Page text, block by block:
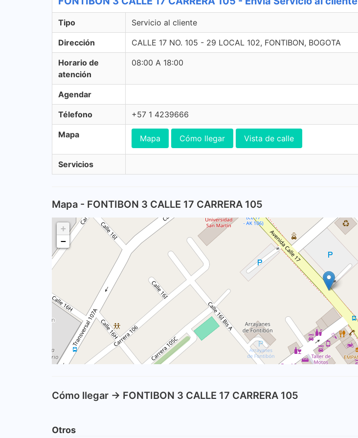
Tipo Servicio al cliente
Dirección CALLE 17 NO. 105 - 29 LOCAL 102, FONTIBON, BOGOTA
Horario de
atención
08:00 A 18:00
Agendar
Télefono +57 1 4239666
Mapa Mapa Cómo llegar Vista de calle
Servicios
Mapa - FONTIBON 3 CALLE 17 CARRERA 105
+
−
Cómo llegar -> FONTIBON 3 CALLE 17 CARRERA 105
Otros